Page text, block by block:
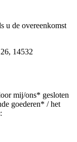
u de overeenkomst
14532
mij/ons* gesloten
goederen* / het